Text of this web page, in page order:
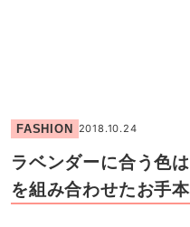
FASHION 2018.10.24
ラベンダーに合う色
を組み合わせたお手